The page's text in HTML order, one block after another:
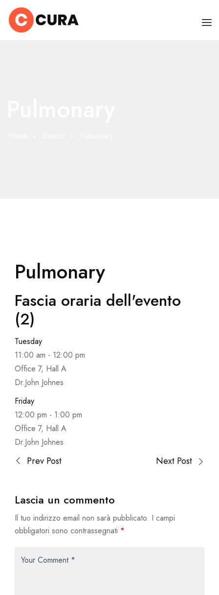
Pulmonary
Fascia oraria dell'evento
(2)
Tuesday
11:00 am - 12:00 pm
Office 7, Hall A
Dr.John Johnes
Friday
12:00 pm - 1:00 pm
Office 7, Hall A
Dr.John Johnes
Prev Post Next Post
Lascia un commento
Il tuo indirizzo email non sarà pubblicato. I campi
obbligatori sono contrassegnati *